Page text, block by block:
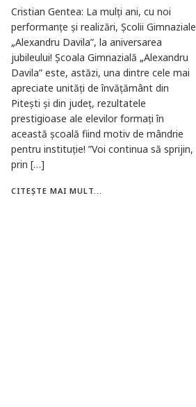
Cristian Gentea: La mulți ani, cu noi
performanțe și realizări, Școlii Gimnaziale
„Alexandru Davila”, la aniversarea
jubileului! Școala Gimnazială „Alexandru
Davila” este, astăzi, una dintre cele mai
apreciate unități de învățământ din
Pitești și din județ, rezultatele
prestigioase ale elevilor formați în
această școală fiind motiv de mândrie
pentru instituție! ”Voi continua să sprijin,
prin […]
CITEȘTE MAI MULT...